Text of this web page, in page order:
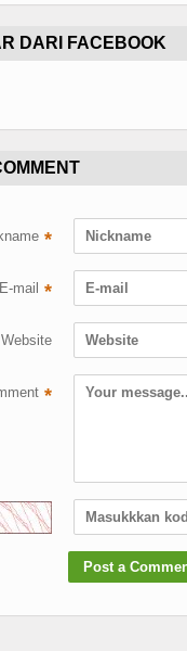
DARI FACEBOOK
*
E-mail *
Website
*